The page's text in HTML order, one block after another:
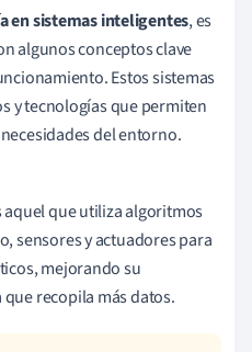
en sistemas inteligentes, es
algunos conceptos clave
Estos sistemas
y tecnologías que permiten
del entorno.
aquel que utiliza algoritmos
sensores y actuadores para
mejorando su
recopila más datos.